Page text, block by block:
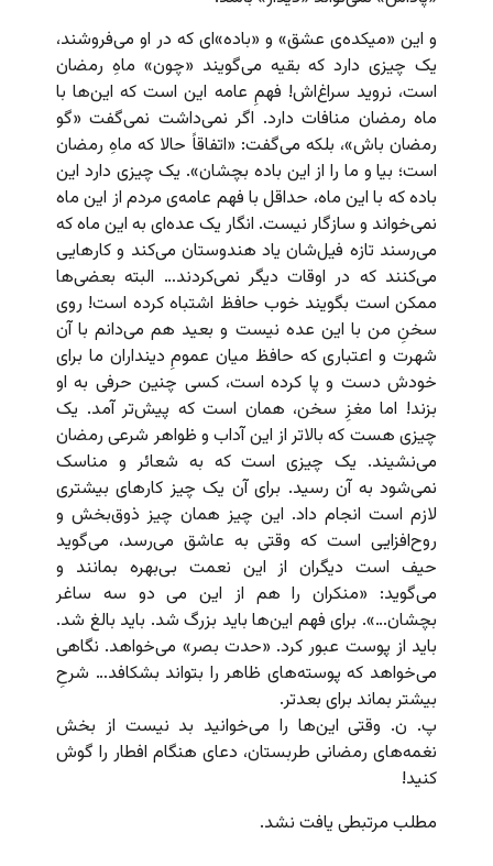
و این «میکده‌ی عشق» و «باده‌»ای که در او می‌فروشند،
یک چیزی دارد که بقیه می‌گویند «چون» ماهِ رمضان
است، نروید سراغ‌اش! فهمِ عامه این است که این‌ها با
ماه رمضان منافات دارد. اگر نمی‌داشت نمی‌گفت «گو
رمضان باش»، بلکه می‌گفت: «اتفاقاً حالا که ماهِ رمضان
است؛ بیا و ما را از این باده بچشان». یک چیزی دارد این
باده که با این ماه، حداقل با فهم عامه‌ی مردم از این ماه
نمی‌خواند و سازگار نیست. انگار یک عده‌ای به این ماه که
می‌رسند تازه فیل‌شان یاد هندوستان می‌کند و کارهایی
می‌کنند که در اوقات دیگر نمی‌کردند… البته بعضی‌ها
ممکن است بگویند خوب حافظ اشتباه کرده است! روی
سخنِ من با این عده نیست و بعید هم می‌دانم با آن
شهرت و اعتباری که حافظ میان عمومِ دینداران ما برای
خودش دست و پا کرده است، کسی چنین حرفی به او
بزند! اما مغزِ سخن، همان است که پیش‌تر آمد. یک
چیزی هست که بالاتر از این آداب و ظواهر شرعی رمضان
می‌نشیند. یک چیزی است که به شعائر و مناسک
نمی‌شود به آن رسید. برای آن یک چیز کارهای بیشتری
لازم است انجام داد. این چیز همان چیز ذوق‌بخش و
روح‌افزایی است که وقتی به عاشق می‌رسد، می‌گوید
حیف است دیگران از این نعمت بی‌بهره بمانند و
می‌گوید: «منکران را هم از این می دو سه ساغر
بچشان…». برای فهم این‌ها باید بزرگ شد. باید بالغ شد.
باید از پوست عبور کرد. «حدت بصر» می‌خواهد. نگاهی
می‌خواهد که پوسته‌های ظاهر را بتواند بشکافد… شرحِ
بیشتر بماند برای بعدتر.
پ. ن. وقتی این‌ها را می‌خوانید بد نیست از بخش
نغمه‌های رمضانی طربستان، دعای هنگام افطار را گوش
کنید!
مطلب مرتبطی یافت نشد.